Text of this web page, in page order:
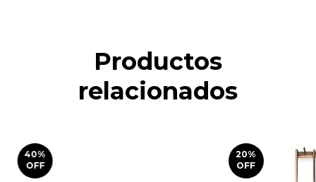
Productos
relacionados
40%
OFF
20%
OFF